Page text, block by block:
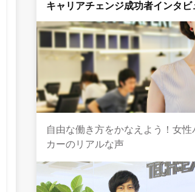
キャリアチェンジ成功者インタビ
自由な働き方をかなえよう！女性
カーのリアルな声